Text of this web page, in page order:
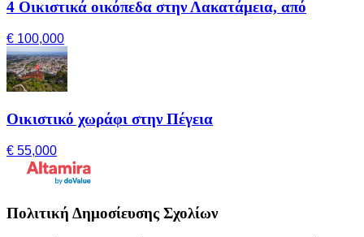
4 Οικιστικά οικόπεδα στην Λακατάμεια, από
€ 100,000
Οικιστικό χωράφι στην Πέγεια
€ 55,000
Πολιτική Δημοσίευσης Σχολίων